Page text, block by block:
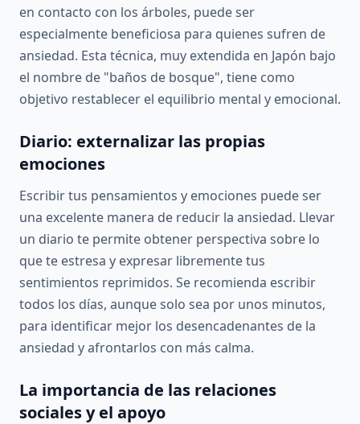
en contacto con los árboles, puede ser
especialmente beneficiosa para quienes sufren de
ansiedad. Esta técnica, muy extendida en Japón bajo
el nombre de "baños de bosque", tiene como
objetivo restablecer el equilibrio mental y emocional.
Diario: externalizar las propias
emociones
Escribir tus pensamientos y emociones puede ser
una excelente manera de reducir la ansiedad. Llevar
un diario te permite obtener perspectiva sobre lo
que te estresa y expresar libremente tus
sentimientos reprimidos. Se recomienda escribir
todos los días, aunque solo sea por unos minutos,
para identificar mejor los desencadenantes de la
ansiedad y afrontarlos con más calma.
La importancia de las relaciones
sociales y el apoyo